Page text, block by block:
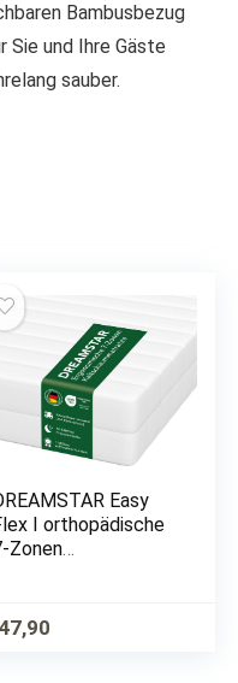
Bambusbezug
Sie und Ihre Gäste
sauber.
Easy
I orthopädische
Zonen
2 und 3 I
80 x 200 cm
47,90